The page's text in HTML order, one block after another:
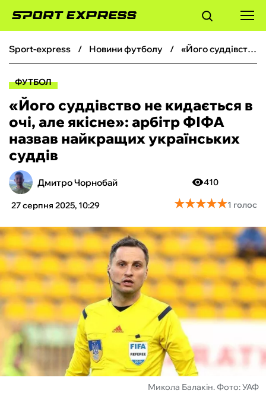
ФУТБОЛ
БАСКЕТБОЛ
БОКС
ХОКЕЙ
ТЕНІС
КІБЕРСПОРТ
ЧС-2026
ФУТЗАЛ
ІНШІ
БУКМЕКЕРИ
sport-express новини футболу «Його суддівство не кидається в очі, але якісне»: арбітр ФІФА назвав найкращих українських суддів
ФУТБОЛ
«Його суддівство не кидається в
очі, але якісне»: арбітр ФІФА
назвав найкращих українських
суддів
Дмитро Чорнобай
27 серпня 2025, 10:29
410
★★★★★
★★★★★1 голос
Микола Балакін. Фото: УАФ